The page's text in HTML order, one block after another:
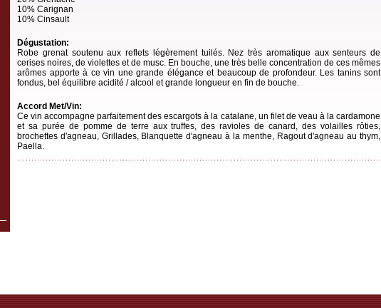
10% Carignan
10% Cinsault
Dégustation:
Robe grenat soutenu aux reflets légèrement tuilés. Nez très aromatique aux senteurs de
cerises noires, de violettes et de musc. En bouche, une très belle concentration de ces mêmes
arômes apporte à ce vin une grande élégance et beaucoup de profondeur. Les tanins sont
fondus, bel équilibre acidité / alcool et grande longueur en fin de bouche.
Accord Met/Vin:
Ce vin accompagne parfaitement des escargots à la catalane, un filet de veau à la cardamone
et sa purée de pomme de terre aux truffes, des ravioles de canard, des volailles rôties,
brochettes d'agneau, Grillades, Blanquette d'agneau à la menthe, Ragout d'agneau au thym,
Paella.